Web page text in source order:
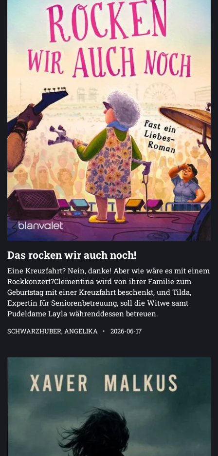
Das rocken wir auch noch!
Eine Kreuzfahrt? Nein, danke! Aber wie wäre es mit einem
Rockkonzert?Clementina wird von ihrer Familie zum
Geburtstag mit einer Kreuzfahrt beschenkt, und Tilda,
Expertin für Seniorenbetreuung, soll die Witwe samt
Pudeldame Layla währenddessen betreuen.
SCHWARZHUBER, ANGELIKA 2026-06-17